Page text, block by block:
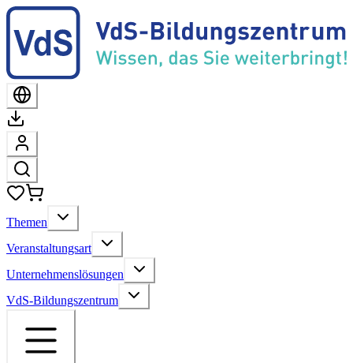
Themen
Veranstaltungsart
Unternehmenslösungen
VdS-Bildungszentrum